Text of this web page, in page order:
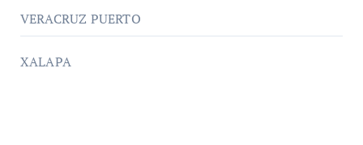
VERACRUZ PUERTO
XALAPA